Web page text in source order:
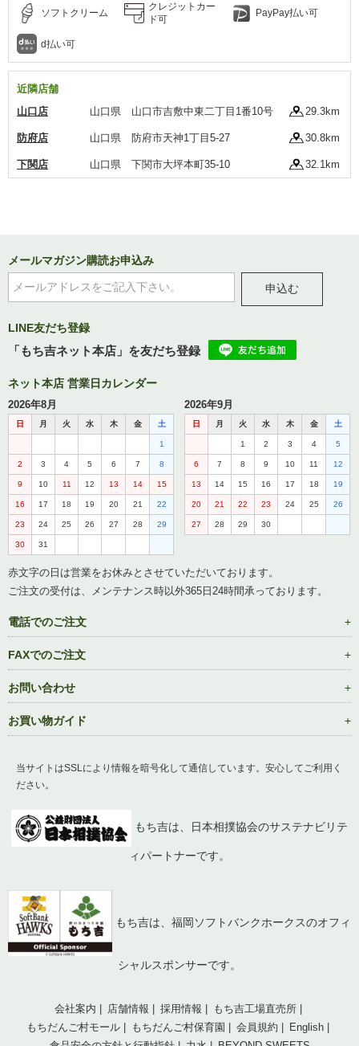
ソフトクリーム
クレジットカー
ド可
PayPay払い可
d払い可
近隣店舗
山口店
山口県 山口市吉敷中東二丁目1番10号 29.3km
防府店 山口県 防府市天神1丁目5-27 30.8km
下関店 山口県 下関市大坪本町35-10 32.1km
メールマガジン購読お申込み
申込む
LINE友だち登録
「もち吉ネット本店」を友だち登録
ネット本店 営業日カレンダー
2026年8月
日 月 火 水 木 金 土
1
2 3 4 5 6 7 8
9 10 11 12 13 14 15
16 17 18 19 20 21 22
23 24 25 26 27 28 29
30 31
2026年9月
日 月 火 水 木 金 土
1 2 3 4 5
6 7 8 9 10 11 12
13 14 15 16 17 18 19
20 21 22 23 24 25 26
27 28 29 30
赤文字の日は営業をお休みとさせていただいております。
ご注文の受付は、メンテナンス時以外365日24時間承っております。
電話でのご注文
FAXでのご注文
お問い合わせ
お買い物ガイド
当サイトはSSLにより情報を暗号化して通信しています。安心してご利用く
ださい。
もち吉は、日本相撲協会のサステナビリテ
ィパートナーです。
もち吉は、福岡ソフトバンクホークスのオフィ
シャルスポンサーです。
会社案内 店舗情報 採用情報
もち吉工場直売所
もちだんご村モール
もちだんご村保育園 会員規約
English